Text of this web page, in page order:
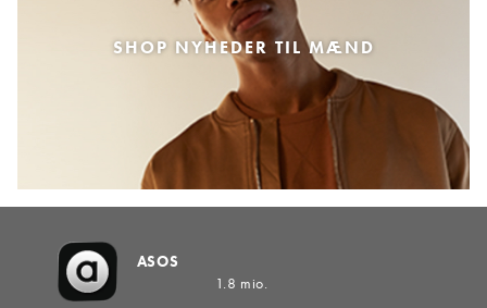
SHOP NYHEDER TIL MÆND
ASOS
1.8 mio.